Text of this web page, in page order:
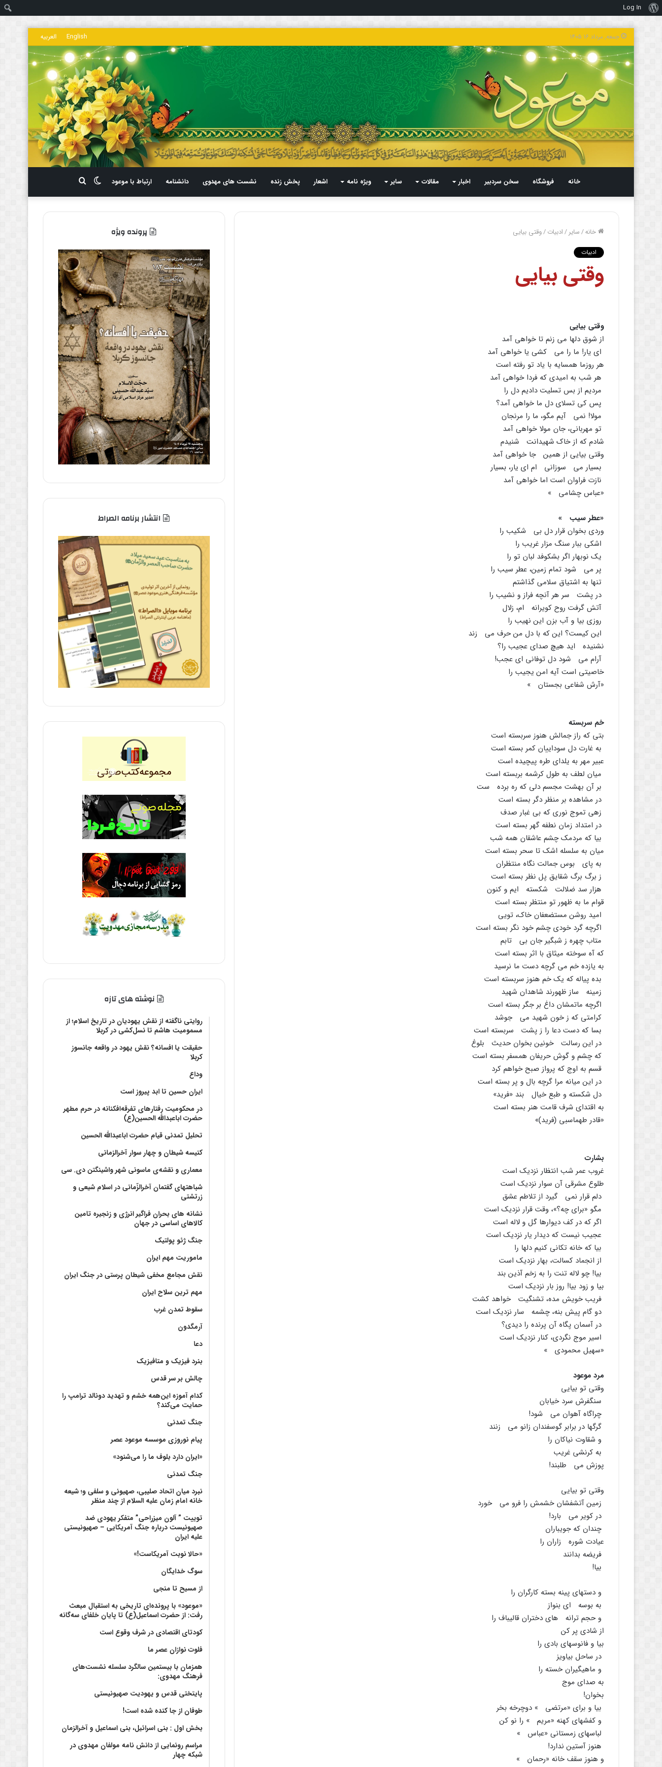
درباره
وردپرس
Log In
جمعه, مرداد ۱۶ ۱۴۰۵ English العربیه
خانه فروشگاه سخن سردبیر اخبار مقالات سایر ویژه نامه اشعار پخش زنده نشست های مهدوی دانشنامه ارتباط با موعود
برای
تغییر
پوسته
خانه/سایر /ادبیات/وقتى بیایى
ادبیات
وقتى بیایى
وقتى بیایى
از شوق دلها مى زنم تا خواهى آمد
اى یار! ما را مى کشى یا خواهى آمد
هر روزما همسایه با یاد تو رفته است
هر شب به امیدى که فردا خواهى آمد
مردیم از بس تسلیت دادیم دل را
پس کى تسلاى دل ما خواهى آمد؟
مولا! نمى آیم مگو، ما را مرنجان
تو مهربانى، جان مولا خواهى آمد
شادم که از خاک شهیدانت شنیدم
وقتى بیایى از همین جا خواهى آمد
بسیار مى سوزانى ام اى یار، بسیار
نازت فراوان است اما خواهى آمد
«عباس چشامى »
«عطر سیب »
وردى بخوان قرار دل بى شکیب را
اشکى ببار سنگ مزار غریب را
یک نوبهار اگر بشکوفد لبان تو را
پر مى شود تمام زمین، عطر سیب را
تنها به اشتیاق سلامى گذاشتم
در پشت سر هر آنچه فراز و نشیب را
آتش گرفت روح کویرانه ام، زلال
روزى بیا و آب بزن این نهیب را
این کیست؟ این که با دل من حرف مى زند
نشنیده اید هیچ صداى عجیب را؟
آرام مى شود دل توفانى اى عجب!
خاصیتى است آیه امن یجیب را
«آرش شفاعى بجستان »
خم سربسته
بتى که راز جمالش هنوز سربسته است
به غارت دل سوداییان کمر بسته است
عبیر مهر به یلداى طره پیچیده است
میان لطف به طول کرشمه بربسته است
بر آن بهشت مجسم دلى که ره برده ست
در مشاهده بر منظر دگر بسته است
زهى تموج نورى که بى غبار صدف
در امتداد زمان نطفه گهر بسته است
بیا که مردمک چشم عاشقان همه شب
میان به سلسله اشک تا سحر بسته است
به پاى بوس جمالت نگاه منتظران
ز برگ برگ شقایق پل نظر بسته است
هزار سد ضلالت شکسته ایم و کنون
قوام ما به ظهور تو منتظر بسته است
امید روشن مستضعفان خاک، تویى
اگرچه گرد خودى چشم خود نگر بسته است
متاب چهره ز شبگیر جان بى تابم
که آه سوخته میثاق با اثر بسته است
به یازده خم مى گرچه دست ما نرسید
بده پیاله که یک خم هنوز سربسته است
زمینه ساز ظهورند شاهدان شهید
اگرچه ماتمشان داغ بر جگر بسته است
کرامتى که ز خون شهید مى جوشد
بسا که دست دعا را ز پشت سربسته است
در این رسالت خونین بخوان حدیث بلوغ
که چشم و گوش حریفان همسفر بسته است
قسم به اوج که پرواز صبح خواهم کرد
در این میانه مرا گرچه بال و پر بسته است
دل شکسته و طبع خیال بند «فرید»
به اقتداى شرف قامت هنر بسته است
«قادر طهماسبى (فرید)»
بشارت
غروب عمر شب انتظار نزدیک است
طلوع مشرقى آن سوار نزدیک است
دلم قرار نمى گیرد از تلاطم عشق
مگو «براى چه؟»، وقت قرار نزدیک است
اگر که در کف دیوارها گل و لاله است
عجیب نیست که دیدار یار نزدیک است
بیا که خانه تکانى کنیم دلها را
از انجماد کسالت، بهار نزدیک است
بیا! چو لاله تنت را به زخم آذین بند
بیا و زود بیا! روز بار نزدیک است
فریب خویش مده، تشنگیت خواهد کشت
دو گام پیش بنه، چشمه سار نزدیک است
در آسمان پگاه آن پرنده را دیدى؟
اسیر موج نگردى، کنار نزدیک است
«سهیل محمودى »
مرد موعود
وقتى تو بیایى
سنگفرش سرد خیابان
چراگاه آهوان مى شود!
گرگها در برابر گوسفندان زانو مى زنند
و شقاوت نیاکان را
به کرنشى غریب
پوزش مى طلبند!
وقتى تو بیایى
زمین آتشفشان خشمش را فرو مى خورد
در کویر مى بارد!
چندان که جویباران
عیادت شوره زاران را
فریضه بدانند
بیا!
و دستهاى پینه بسته کارگران را
به بوسه اى بنواز
و حجم ترانه هاى دختران قالیباف را
از شادى پر کن
بیا و فانوسهاى بادى را
در ساحل بیاویز
و ماهیگیران خسته را
به صداى موج
بخوان!
بیا و براى «مرتضى » دوچرخه بخر
و کفشهاى کهنه «مریم » را نو کن
لباسهاى زمستانى «عباس »
هنوز آستین ندارد!
و هنوز سقف خانه «رحمان »
پرونده ویژه
انتشار برنامه الصراط
نوشته های تازه
روایتی ناگفته از نقش یهودیان در تاریخ اسلام؛ از
مسمومیت هاشم تا نسل‌کشی در کربلا
حقیقت یا افسانه؟‌ نقش یهود در واقعه جانسوز
کربلا
وداع
ایران حسین تا ابد پیروز است
در محکومیت رفتارهای تفرقه‌افکنانه در حرم مطهر
حضرت اباعبدالله الحسین(ع)
تحلیل تمدنی قیام حضرت اباعبدالله الحسین
کنیسه شیطان و چهار سوار آخرالزمانی
معماری و نقشه‌ی ماسونی شهر واشينگتن دی. سی
شباهتهای گفتمان آخر‌الزّمانی در اسلام شیعی و
زرتشتی
نشانه های بحران فراگیر انرژی و زنجیره تامین
کالاهای اساسی در جهان
جنگ ژئو پولتیک
ماموریت مهم ایران
نقش مجامع مخفی شیطان پرستی در جنگ ایران
مهم ترین سلاح ایران
سقوط تمدن غرب
آرمگدون
دعا
بنرد فیزیک و متافیزیک
چالش بر سر قدس
کدام آموزه این‌همه خشم و تهدید دونالد ترامپ را
حمایت می‌کند؟
جنگ تمدنی
پیام نوروزی موسسه موعود عصر
«ایران دارد بلوف ما را می‌شنود»
جنگ تمدنی
نبرد میان اتحاد صلیبی، صهیونی و سلفی و؛ شیعه
خانه امام زمان علیه السلام از چند منظر
توییت ” آلون میزراحی” متفکر یهودی ضد
صهیونیست درباره جنگ آمریکایی – صهیونیستی
علیه ایران
«حالا نوبت آمریکاست!»
سوگ خدایگان
از مسیح تا منجی
«موعود» با پرونده‌ای تاریخی به استقبال مبعث
رفت: از حضرت اسماعیل(ع) تا پایان خلفای سه‌گانه
کودتای اقتصادی در شرف وقوع است
فلوت نوازان عصر ما
همزمان با بیستمین سالگرد سلسله نشست‌های
فرهنگ مهدوی:‌
پایتختی قدس و یهودیت صهیونیستی
طوفان از جا کنده شده است!
بخش اول : بنی اسرائیل، بنی اسماعیل و آخرالزمان
مراسم رونمایی از دانش نامه مولفان مهدوی در
شبکه چهار